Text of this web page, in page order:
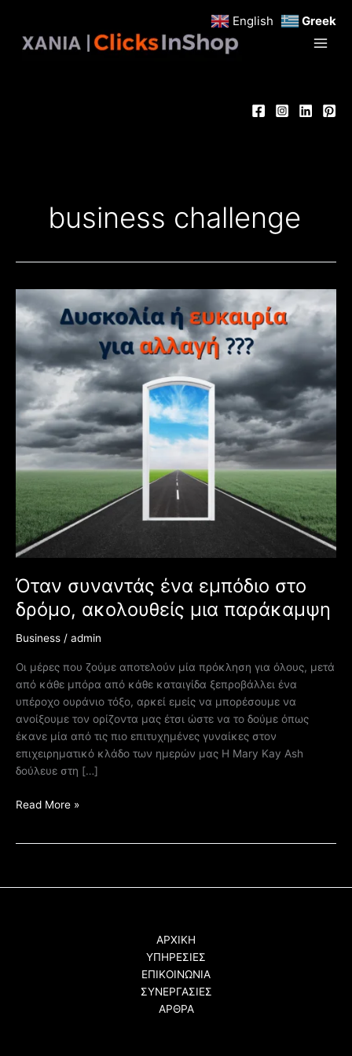
περιεχόμενο
business challenge
Όταν συναντάς ένα εμπόδιο στο
δρόμο, ακολουθείς μια παράκαμψη
Business / admin
Οι μέρες που ζούμε αποτελούν μία πρόκληση για όλους, μετά
από κάθε μπόρα από κάθε καταιγίδα ξεπροβάλλει ένα
υπέροχο ουράνιο τόξο, αρκεί εμείς να μπορέσουμε να
ανοίξουμε τον ορίζοντα μας έτσι ώστε να το δούμε όπως
έκανε μία από τις πιο επιτυχημένες γυναίκες στον
επιχειρηματικό κλάδο των ημερών μας Η Mary Kay Ash
δούλευε στη […]
Όταν
συναντάς
ένα
εμπόδιο
στο
δρόμο,
ακολουθείς
μια
παράκαμψη
Read More »
ΑΡΧΙΚΗ
ΥΠΗΡΕΣΙΕΣ
ΕΠΙΚΟΙΝΩΝΙΑ
ΣΥΝΕΡΓΑΣΙΕΣ
ΑΡΘΡΑ
English Greek